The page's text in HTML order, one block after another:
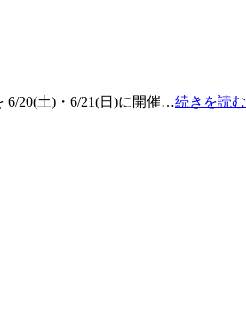
6/20(土)・6/21(日)に開催…続きを読む